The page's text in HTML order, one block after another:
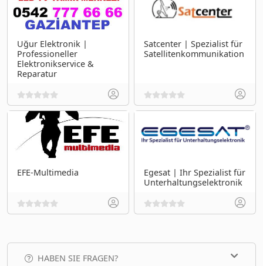
Uğur Elektronik |
Professioneller
Elektronikservice &
Reparatur
Satcenter | Spezialist für
Satellitenkommunikation
EFE-Multimedia
Egesat | Ihr Spezialist für
Unterhaltungselektronik
HABEN SIE FRAGEN?